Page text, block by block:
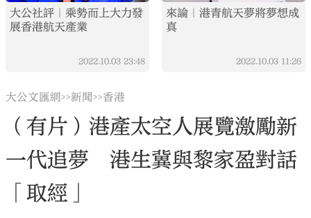
大公社評｜乘勢而上大力發
展香港航天產業
2022.10.03 23:48
來論｜港青航天夢將夢想成
真
2022.10.03 11:26
大公文匯網>>新聞>>香港
（有片）港產太空人展覽激勵新
一代追夢 港生冀與黎家盈對話
「取經」